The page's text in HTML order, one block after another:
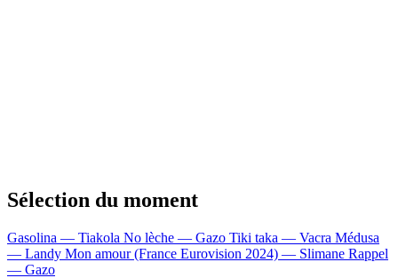
Sélection du moment
Gasolina — Tiakola No lèche — Gazo Tiki taka — Vacra Médusa
— Landy Mon amour (France Eurovision 2024) — Slimane Rappel
— Gazo